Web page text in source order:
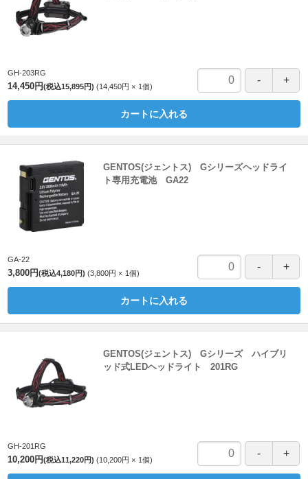
GH-203RG
14,450円(税込15,895円) 14,450円 1個
カートに入れる
GENTOS(ジェントス) Gシリーズヘッドライ
ト専用充電池 GA22
GA-22
3,800円(税込4,180円) 3,800円 1個
カートに入れる
GENTOS(ジェントス) Gシリーズ ハイブリ
ッド式LEDヘッドライト 201RG
GH-201RG
10,200円(税込11,220円) 10,200円 1個